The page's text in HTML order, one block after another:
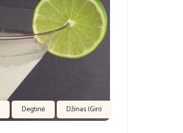
Degtinė Džinas (Gin)